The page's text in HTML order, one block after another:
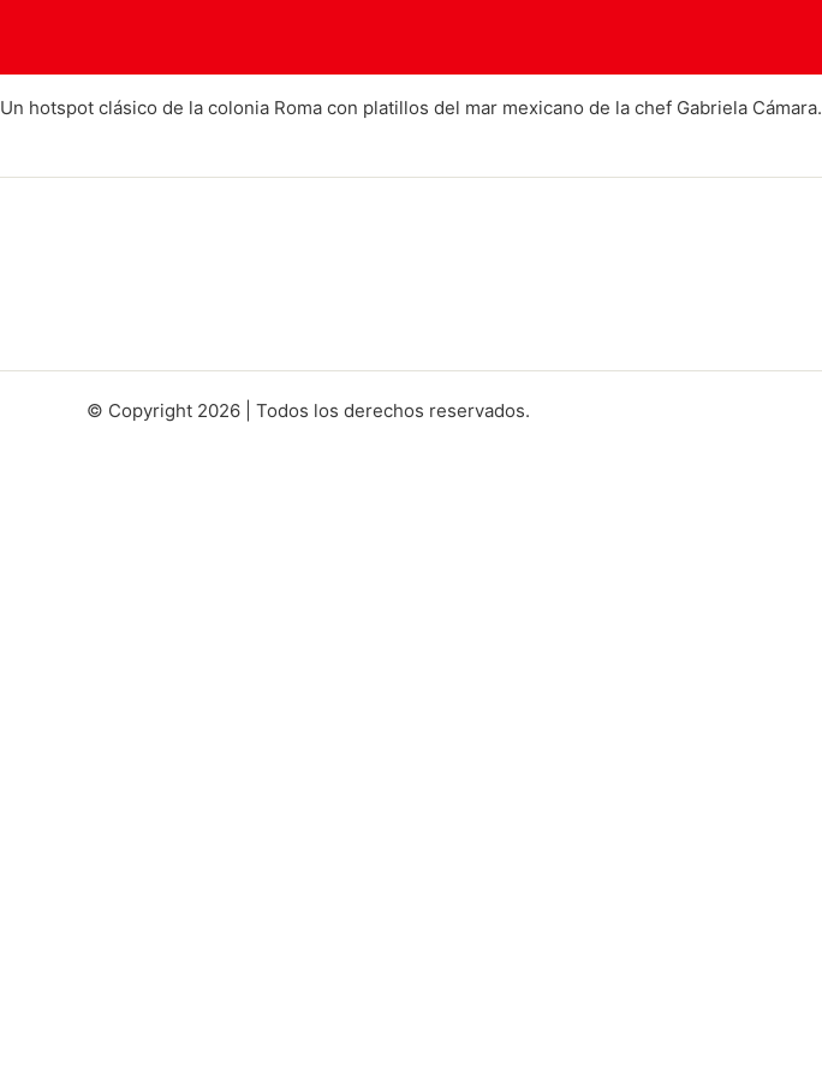
Un hotspot clásico de la colonia Roma con platillos del mar mexicano de la chef Gabriela Cámara.
© Copyright 2026 | Todos los derechos reservados.